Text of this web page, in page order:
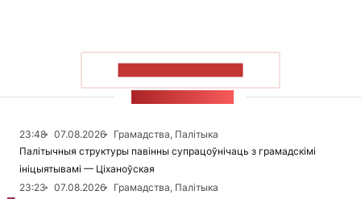
23:48 07.08.2026
Грамадства, Палітыка
Палітычныя структуры павінны супрацоўнічаць з грамадскімі
ініцыятывамі — Ціханоўская
23:23
07.08.2026
Грамадства, Палітыка